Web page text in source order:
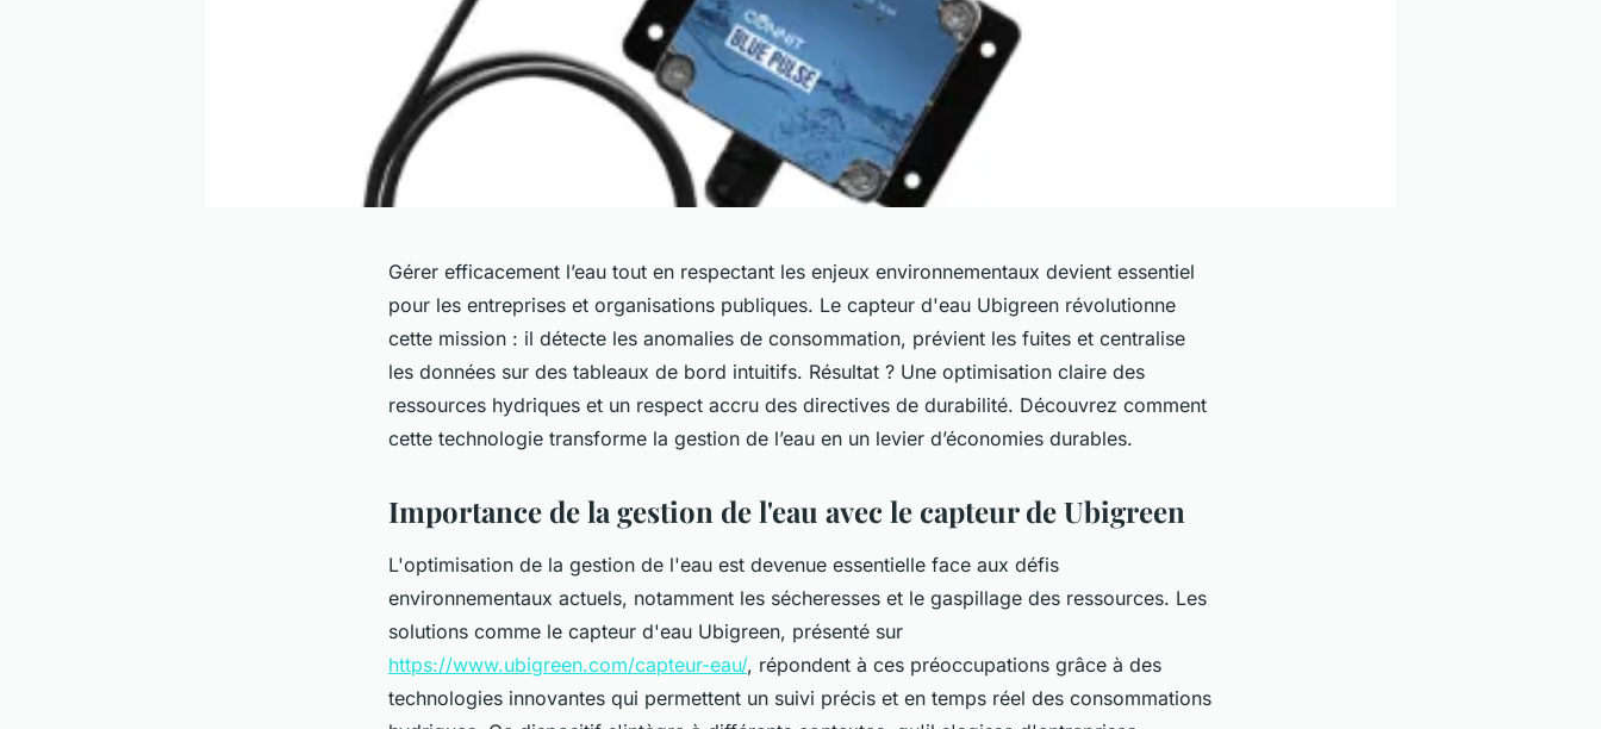
Gérer efficacement l’eau tout en respectant les enjeux environnementaux devient essentiel
pour les entreprises et organisations publiques. Le capteur d'eau Ubigreen révolutionne
cette mission : il détecte les anomalies de consommation, prévient les fuites et centralise
les données sur des tableaux de bord intuitifs. Résultat ? Une optimisation claire des
ressources hydriques et un respect accru des directives de durabilité. Découvrez comment
cette technologie transforme la gestion de l’eau en un levier d’économies durables.
Importance de la gestion de l'eau avec le capteur de Ubigreen
L'optimisation de la gestion de l'eau est devenue essentielle face aux défis
environnementaux actuels, notamment les sécheresses et le gaspillage des ressources. Les
solutions comme le capteur d'eau Ubigreen, présenté sur
https://www.ubigreen.com/capteur-eau/, répondent à ces préoccupations grâce à des
technologies innovantes qui permettent un suivi précis et en temps réel des consommations